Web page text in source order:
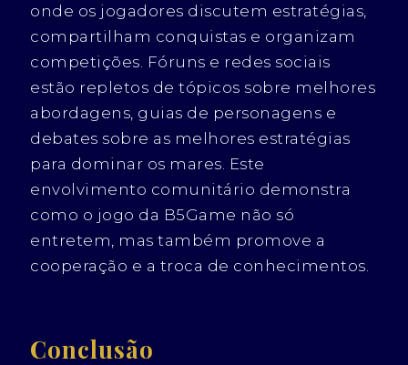
onde os jogadores discutem estratégias,
compartilham conquistas e organizam
competições. Fóruns e redes sociais
estão repletos de tópicos sobre melhores
abordagens, guias de personagens e
debates sobre as melhores estratégias
para dominar os mares. Este
envolvimento comunitário demonstra
como o jogo da B5Game não só
entretem, mas também promove a
cooperação e a troca de conhecimentos.
Conclusão